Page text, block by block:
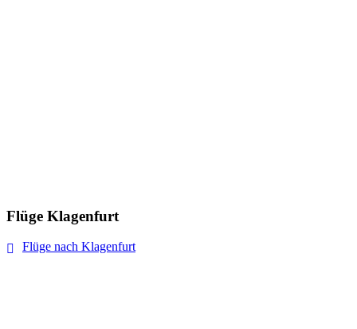
Flüge Klagenfurt
Flüge nach Klagenfurt